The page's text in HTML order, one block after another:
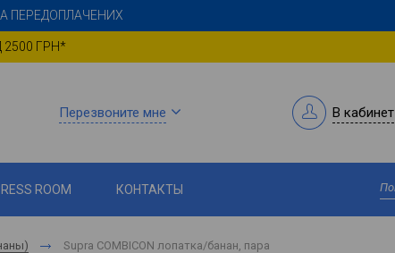
ПЕРЕДОПЛАЧЕНИХ
ГРН*
Перезвоните мне В кабинет
ROOM КОНТАКТЫ
Supra COMBICON лопатка/банан, пара